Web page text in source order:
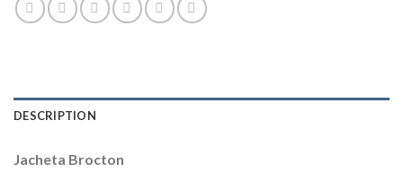
DESCRIPTION
Jacheta Brocton